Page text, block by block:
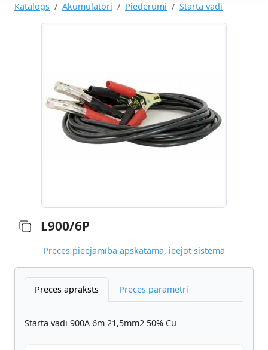
Katalogs Akumulatori Piederumi Starta vadi
L900/6P
Preces pieejamība apskatāma, ieejot sistēmā
Preces apraksts Preces parametri
Starta vadi 900A 6m 21,5mm2 50% Cu